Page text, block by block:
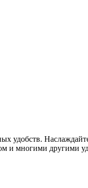
удобств.
и многими другими